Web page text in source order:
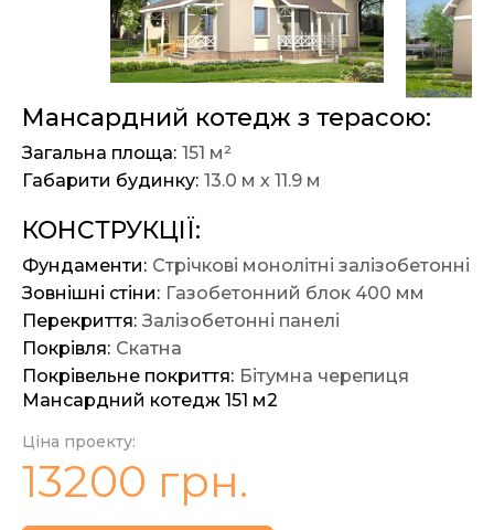
Мансардний котедж з терасою:
Загальна площа: 151 м²
Габарити будинку: 13.0 м х 11.9 м
КОНСТРУКЦІЇ:
Фундаменти: Стрічкові монолітні залізобетонні
Зовнішні стіни: Газобетонний блок 400 мм
Перекриття: Залізобетонні панелі
Покрівля: Скатна
Покрівельне покриття: Бітумна черепиця
Мансардний котедж 151 м2
Ціна проекту:
13200 грн.